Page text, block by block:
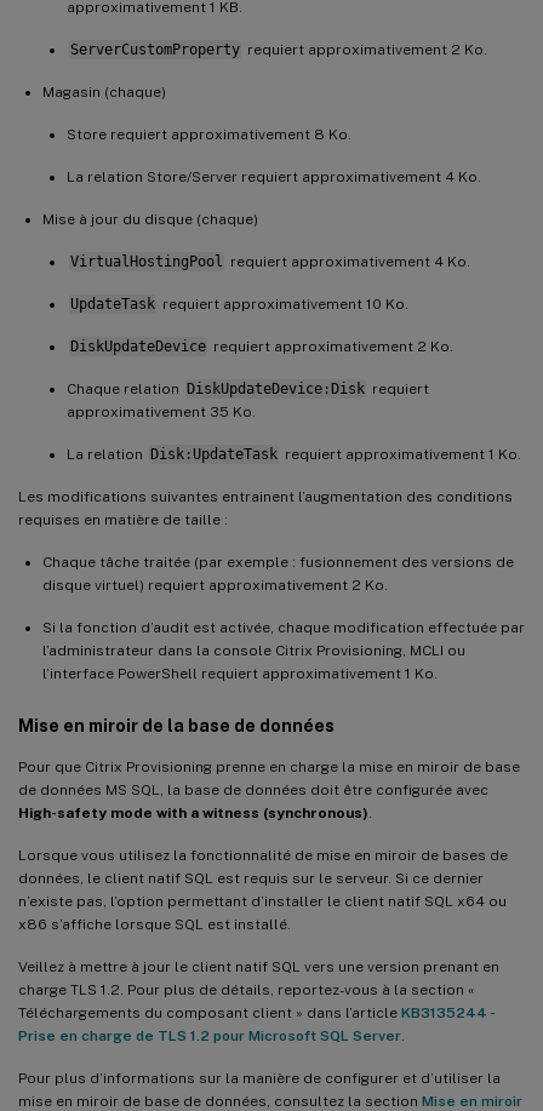
approximativement 1 KB.
ServerCustomProperty requiert approximativement 2 Ko.
Magasin (chaque)
Store requiert approximativement 8 Ko.
La relation Store/Server requiert approximativement 4 Ko.
Mise à jour du disque (chaque)
VirtualHostingPool requiert approximativement 4 Ko.
UpdateTask requiert approximativement 10 Ko.
DiskUpdateDevice requiert approximativement 2 Ko.
Chaque relation DiskUpdateDevice:Disk requiert
approximativement 35 Ko.
La relation Disk:UpdateTask requiert approximativement 1 Ko.
Les modifications suivantes entrainent l’augmentation des conditions
requises en matière de taille :
Chaque tâche traitée (par exemple : fusionnement des versions de
disque virtuel) requiert approximativement 2 Ko.
Si la fonction d’audit est activée, chaque modification effectuée par
l’administrateur dans la console Citrix Provisioning, MCLI ou
l’interface PowerShell requiert approximativement 1 Ko.
Mise en miroir de la base de données
Pour que Citrix Provisioning prenne en charge la mise en miroir de base
de données MS SQL, la base de données doit être configurée avec
High-safety mode with a witness (synchronous)
Lorsque vous utilisez la fonctionnalité de mise en miroir de bases de
données, le client natif SQL est requis sur le serveur. Si ce dernier
n’existe pas, l’option permettant d’installer le client natif SQL x64 ou
x86 s’affiche lorsque SQL est installé.
Veillez à mettre à jour le client natif SQL vers une version prenant en
charge TLS 1.2. Pour plus de détails, reportez-vous à la section «
Téléchargements du composant client » dans l’article KB3135244 -
Prise en charge de TLS 1.2 pour Microsoft SQL Server
Pour plus d’informations sur la manière de configurer et d’utiliser la
mise en miroir de base de données, consultez la section Mise en miroir